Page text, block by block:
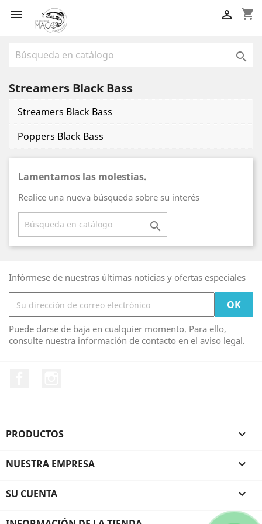
 shopping_cart


Streamers Black Bass
Streamers Black Bass
Poppers Black Bass
Lamentamos las molestias.
Realice una nueva búsqueda sobre su interés

Infórmese de nuestras últimas noticias y ofertas especiales
Puede darse de baja en cualquier momento. Para ello,
consulte nuestra información de contacto en el aviso legal.
PRODUCTOS 
NUESTRA EMPRESA 
SU CUENTA 